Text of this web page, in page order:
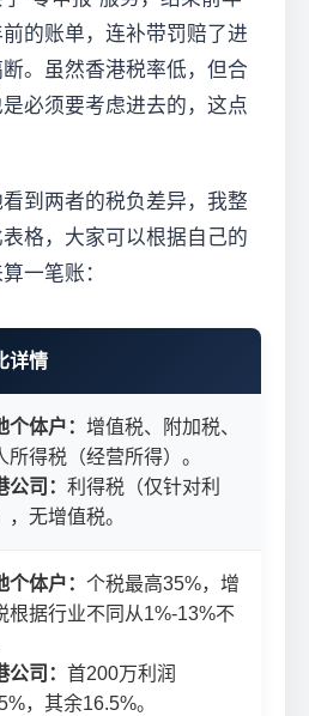
的账单，连补带罚赔了进
。虽然香港税率低，但合
必须要考虑进去的，这点
到两者的税负差异，我整
格，大家可以根据自己的
一笔账：
详情
个体户： 增值税、附加税、
所得税（经营所得）。
公司： 利得税（仅针对利
，无增值税。
个体户： 个税最高35%，增
根据行业不同从1%-13%不
公司： 首200万利润
，其余16.5%。